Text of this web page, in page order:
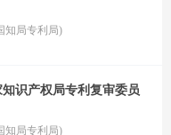
知局专利局)
识产权局专利复审委员
知局专利局)